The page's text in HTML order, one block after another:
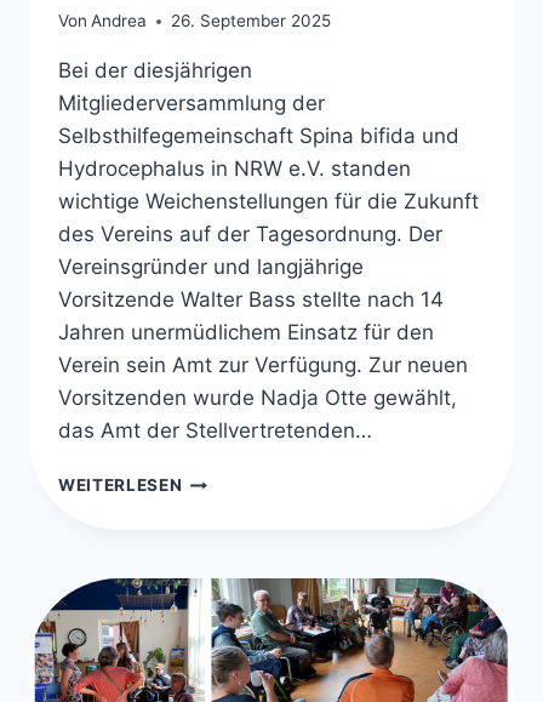
Von Andrea 26. September 2025
Bei der diesjährigen
Mitgliederversammlung der
Selbsthilfegemeinschaft Spina bifida und
Hydrocephalus in NRW e.V. standen
wichtige Weichenstellungen für die Zukunft
des Vereins auf der Tagesordnung. Der
Vereinsgründer und langjährige
Vorsitzende Walter Bass stellte nach 14
Jahren unermüdlichem Einsatz für den
Verein sein Amt zur Verfügung. Zur neuen
Vorsitzenden wurde Nadja Otte gewählt,
das Amt der Stellvertretenden…
WEITERLESEN MITGLIEDERVERSAMMLUNG